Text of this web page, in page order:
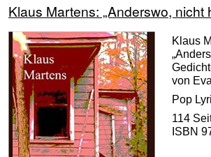
Klaus Martens: „Anderswo, nicht
Klaus
von
Pop
114
ISBN